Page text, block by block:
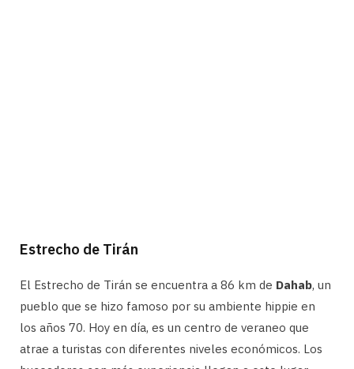
Estrecho de Tirán
El Estrecho de Tirán se encuentra a 86 km de Dahab, un
pueblo que se hizo famoso por su ambiente hippie en
los años 70. Hoy en día, es un centro de veraneo que
atrae a turistas con diferentes niveles económicos. Los